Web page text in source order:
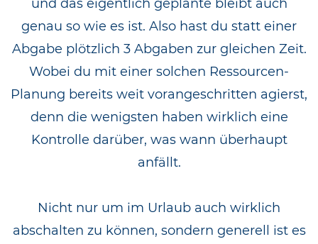
und das eigentlich geplante bleibt auch
genau so wie es ist. Also hast du statt einer
Abgabe plötzlich 3 Abgaben zur gleichen Zeit.
Wobei du mit einer solchen Ressourcen-
Planung bereits weit vorangeschritten agierst,
denn die wenigsten haben wirklich eine
Kontrolle darüber, was wann überhaupt
anfällt.
Nicht nur um im Urlaub auch wirklich
abschalten zu können, sondern generell ist es